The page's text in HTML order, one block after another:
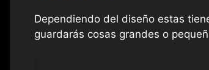
Dependiendo del diseño estas
guardarás cosas grandes o